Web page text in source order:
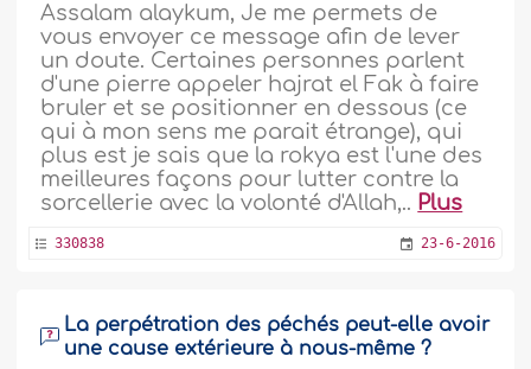
Assalam alaykum, Je me permets de
vous envoyer ce message afin de lever
un doute. Certaines personnes parlent
d'une pierre appeler hajrat el Fak à faire
bruler et se positionner en dessous (ce
qui à mon sens me parait étrange), qui
plus est je sais que la rokya est l'une des
meilleures façons pour lutter contre la
sorcellerie avec la volonté d'Allah,.. Plus
330838 23-6-2016
La perpétration des péchés peut-elle avoir
une cause extérieure à nous-même ?